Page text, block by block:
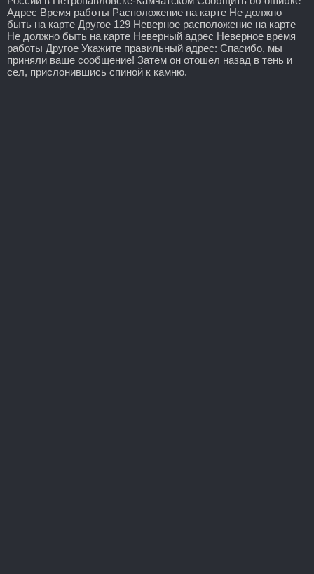
Адрес Время работы Расположение на карте Не должно
быть на карте Другое 129 Неверное расположение на карте
Не должно быть на карте Неверный адрес Неверное время
работы Другое Укажите правильный адрес: Спасибо, мы
приняли ваше сообщение! Затем он отошел назад в тень и
сел, прислонившись спиной к камню.